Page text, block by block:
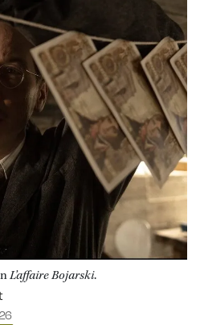
L’affaire Bojarski.